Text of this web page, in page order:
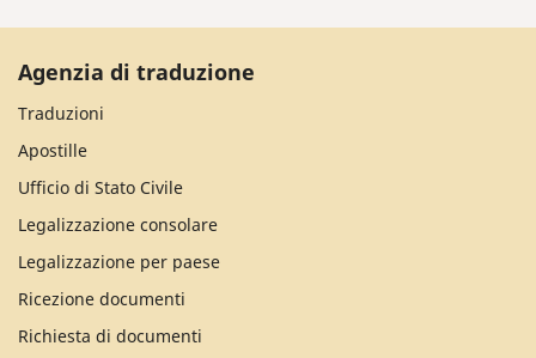
Agenzia di traduzione
Traduzioni
Apostille
Ufficio di Stato Civile
Legalizzazione consolare
Legalizzazione per paese
Ricezione documenti
Richiesta di documenti